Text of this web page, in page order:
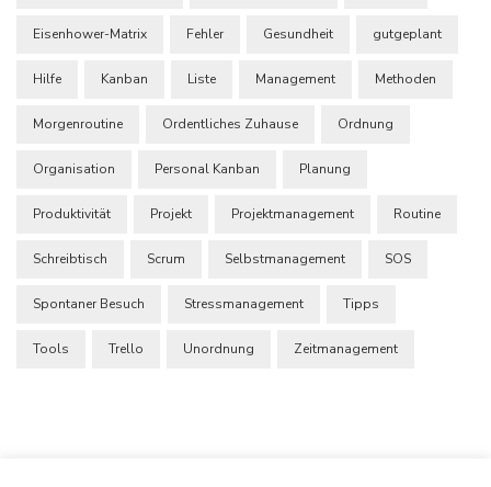
Eisenhower-Matrix Fehler Gesundheit gutgeplant
Hilfe Kanban Liste Management Methoden
Morgenroutine Ordentliches Zuhause Ordnung
Organisation Personal Kanban Planung
Produktivität Projekt Projektmanagement Routine
Schreibtisch Scrum Selbstmanagement SOS
Spontaner Besuch Stressmanagement Tipps
Tools Trello Unordnung Zeitmanagement